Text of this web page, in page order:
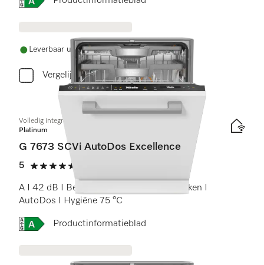
Leverbaar uit voorraad met gratis levering
Vergelijken
Volledig integreerbare vaatwassers
Platinum
G 7673 SCVi AutoDos Excellence
5
5 sterren op 5
A I 42 dB I Besteklade I MaxiComfort rekken I
AutoDos I Hygiëne 75 °C
Online Label Flag, Energielabel
Productinformatieblad